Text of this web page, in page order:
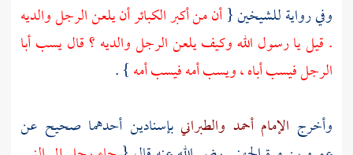
وفي رواية للشيخين {أن من أكبر الكبائر أن يلعن الرجل والديه
. قيل يا رسول الله وكيف يلعن الرجل والديه ؟ قال يسب أبا
الرجل فيسب أباه ، ويسب أمه فيسب أمه} .
وأخرج الإمام أحمد والطبرانيبإسنادين أحدهما صحيح عن